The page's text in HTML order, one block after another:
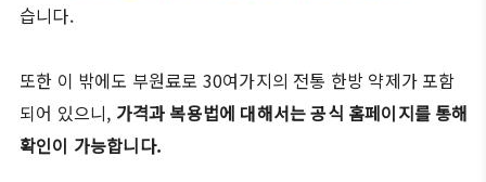
습니다.
또한 이 밖에도 부원료로 30여가지의 전통 한방 약제가 포함
되어 있으니, 가격과 복용법에 대해서는 공식 홈페이지를 통해
확인이 가능합니다.